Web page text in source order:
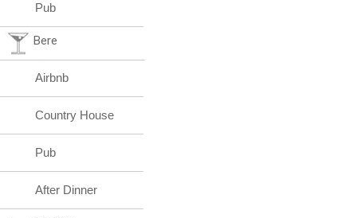
Pub
Bere
Airbnb
Country House
Pub
After Dinner